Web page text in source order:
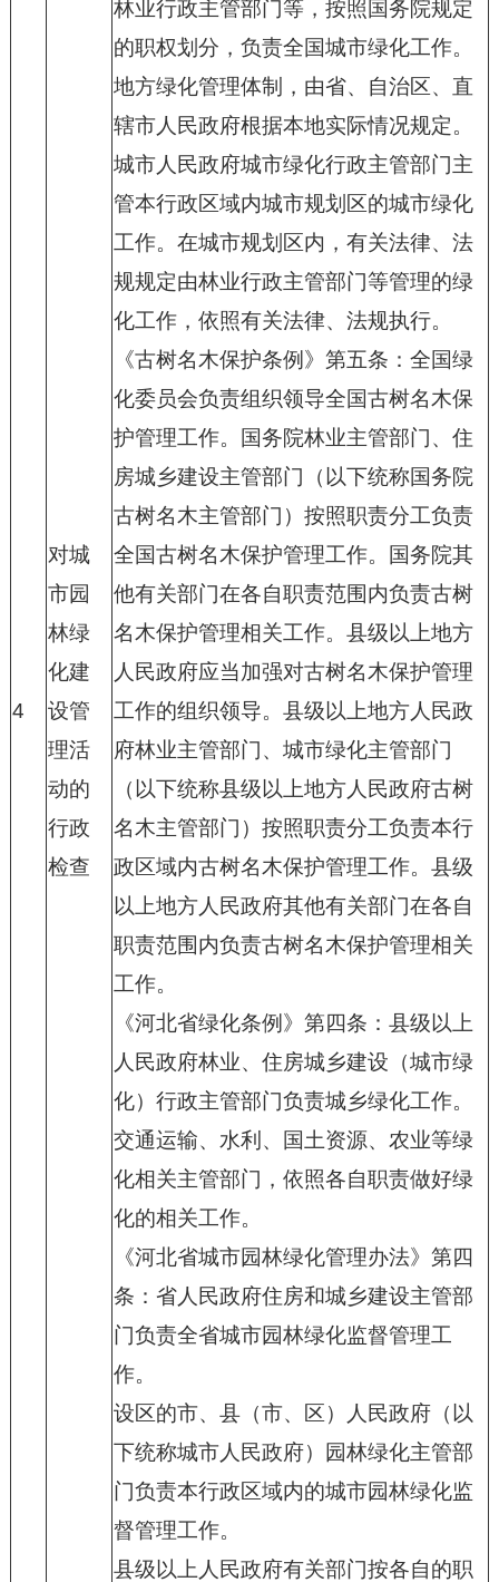
4
对城
市园
林绿
化建
设管
理活
动的
行政
检查
林业行政主管部门等，按照国务院规定
的职权划分，负责全国城市绿化工作。
地方绿化管理体制，由省、自治区、直
辖市人民政府根据本地实际情况规定。
城市人民政府城市绿化行政主管部门主
管本行政区域内城市规划区的城市绿化
工作。在城市规划区内，有关法律、法
规规定由林业行政主管部门等管理的绿
化工作，依照有关法律、法规执行。
《古树名木保护条例》第五条：全国绿
化委员会负责组织领导全国古树名木保
护管理工作。国务院林业主管部门、住
房城乡建设主管部门（以下统称国务院
古树名木主管部门）按照职责分工负责
全国古树名木保护管理工作。国务院其
他有关部门在各自职责范围内负责古树
名木保护管理相关工作。县级以上地方
人民政府应当加强对古树名木保护管理
工作的组织领导。县级以上地方人民政
府林业主管部门、城市绿化主管部门
（以下统称县级以上地方人民政府古树
名木主管部门）按照职责分工负责本行
政区域内古树名木保护管理工作。县级
以上地方人民政府其他有关部门在各自
职责范围内负责古树名木保护管理相关
工作。
《河北省绿化条例》第四条：县级以上
人民政府林业、住房城乡建设（城市绿
化）行政主管部门负责城乡绿化工作。
交通运输、水利、国土资源、农业等绿
化相关主管部门，依照各自职责做好绿
化的相关工作。
《河北省城市园林绿化管理办法》第四
条：省人民政府住房和城乡建设主管部
门负责全省城市园林绿化监督管理工
作。
设区的市、县（市、区）人民政府（以
下统称城市人民政府）园林绿化主管部
门负责本行政区域内的城市园林绿化监
督管理工作。
县级以上人民政府有关部门按各自的职